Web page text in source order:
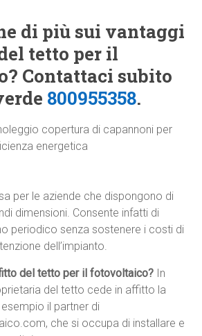
di più sui vantaggi
tetto per il
Contattaci subito
800955358.
per le aziende che dispongono di
dimensioni. Consente infatti di
periodico senza sostenere i costi di
dell’impianto.
del tetto per il fotovoltaico? In
del tetto cede in affitto la
il partner di
che si occupa di installare e